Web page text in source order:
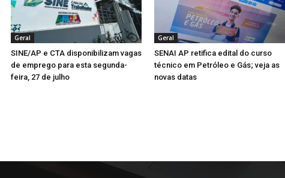
Geral
SINE/AP e CTA disponibilizam vagas
de emprego para esta segunda-
feira, 27 de julho
Geral
SENAI AP retifica edital do curso
técnico em Petróleo e Gás; veja as
novas datas